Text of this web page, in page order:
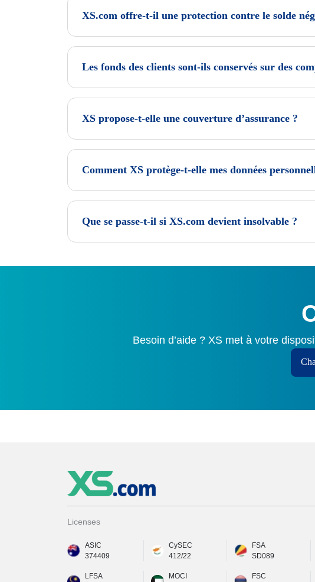
XS.com offre-t-il une protection contre le solde
Les fonds des clients sont-ils conservés sur des
XS propose-t-elle une couverture d’assurance ?
Comment XS protège-t-elle mes données
Que se passe-t-il si XS.com devient insolvable ?
Besoin d’aide ? XS met à votre
Licenses
ASIC
374409
CySEC
412/22
FSA
SD089
LFSA
MOCI
FSC